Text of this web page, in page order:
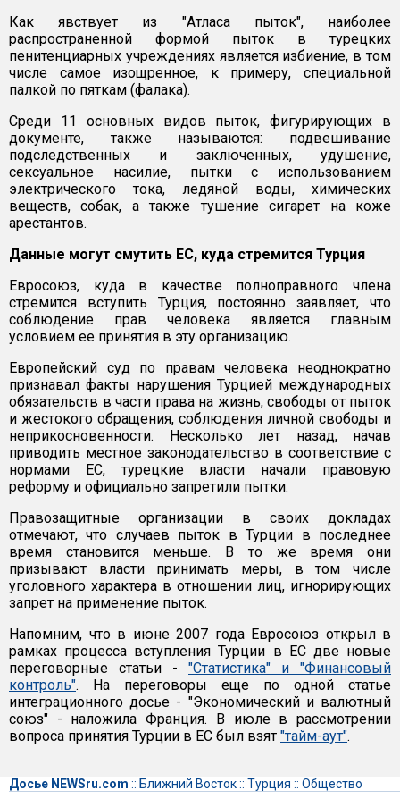
Как явствует из "Атласа пыток", наиболее
распространенной формой пыток в турецких
пенитенциарных учреждениях является избиение, в том
числе самое изощренное, к примеру, специальной
палкой по пяткам (фалака).
Среди 11 основных видов пыток, фигурирующих в
документе, также называются: подвешивание
подследственных и заключенных, удушение,
сексуальное насилие, пытки с использованием
электрического тока, ледяной воды, химических
веществ, собак, а также тушение сигарет на коже
арестантов.
Данные могут смутить ЕС, куда стремится Турция
Евросоюз, куда в качестве полноправного члена
стремится вступить Турция, постоянно заявляет, что
соблюдение прав человека является главным
условием ее принятия в эту организацию.
Европейский суд по правам человека неоднократно
признавал факты нарушения Турцией международных
обязательств в части права на жизнь, свободы от пыток
и жестокого обращения, соблюдения личной свободы и
неприкосновенности. Несколько лет назад, начав
приводить местное законодательство в соответствие с
нормами ЕС, турецкие власти начали правовую
реформу и официально запретили пытки.
Правозащитные организации в своих докладах
отмечают, что случаев пыток в Турции в последнее
время становится меньше. В то же время они
призывают власти принимать меры, в том числе
уголовного характера в отношении лиц, игнорирующих
запрет на применение пыток.
Напомним, что в июне 2007 года Евросоюз открыл в
рамках процесса вступления Турции в ЕС две новые
переговорные статьи - "Статистика" и "Финансовый
контроль". На переговоры еще по одной статье
интеграционного досье - "Экономический и валютный
союз" - наложила Франция. В июле в рассмотрении
вопроса принятия Турции в ЕС был взят "тайм-аут".
Досье NEWSru.com :: Ближний Восток:: Турция :: Общество